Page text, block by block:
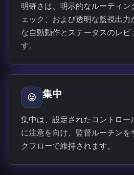
明確さは、明示的なルーティン
ェック、および透明な監視出力
な自動動作とステータスのレビ
す。
集中
集中は、設定されたコントロー
に注意を向け、監督ルーチンを
クフローで維持されます。